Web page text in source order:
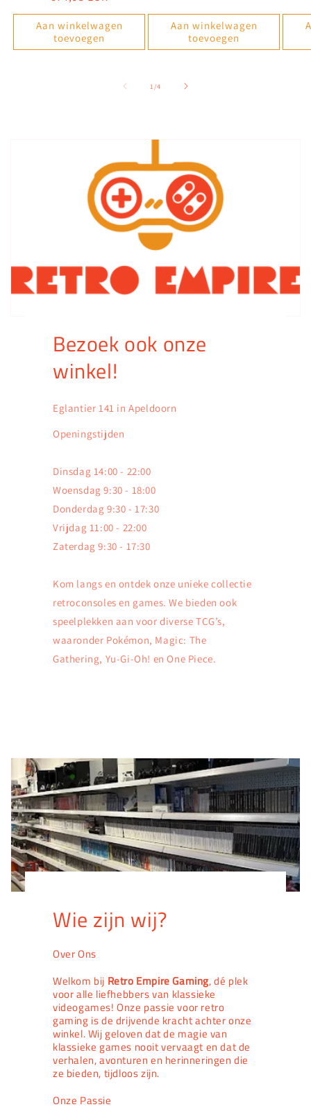
prijs
Aan winkelwagen
toevoegen
Aan winkelwagen
toevoegen
1/van
4
Bezoek ook onze
winkel!
Eglantier 141 in Apeldoorn
Openingstijden
Dinsdag 14:00 - 22:00
Woensdag 9:30 - 18:00
Donderdag 9:30 - 17:30
Vrijdag 11:00 - 22:00
Zaterdag 9:30 - 17:30
Kom langs en ontdek onze unieke collectie
retroconsoles en games. We bieden ook
speelplekken aan voor diverse TCG’s,
waaronder Pokémon, Magic: The
Gathering, Yu-Gi-Oh! en One Piece.
Wie zijn wij?
Over Ons
Welkom bij Retro Empire Gaming, dé plek
voor alle liefhebbers van klassieke
videogames! Onze passie voor retro
gaming is de drijvende kracht achter onze
winkel. Wij geloven dat de magie van
klassieke games nooit vervaagt en dat de
verhalen, avonturen en herinneringen die
ze bieden, tijdloos zijn.
Onze Passie